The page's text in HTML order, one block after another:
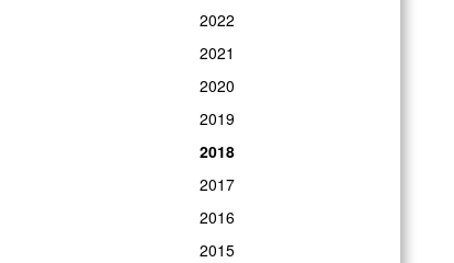
2022
2021
2020
2019
2018
2017
2016
2015